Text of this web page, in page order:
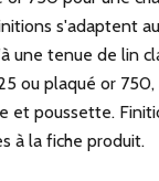
s'adaptent
une tenue de lin
ou plaqué or
et poussette.
à la fiche produit.